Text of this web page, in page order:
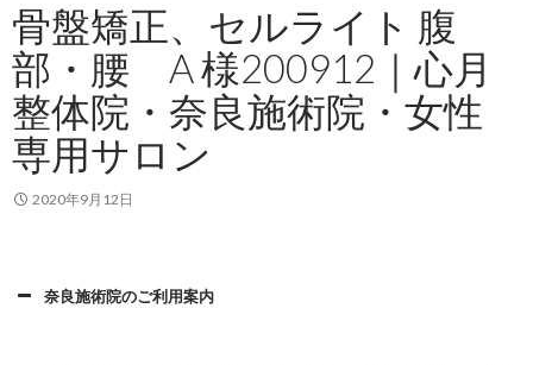
骨盤矯正、セルライト 腹
部・腰 A 様200912｜心月
整体院・奈良施術院・女性
専用サロン
2020年9月12日
奈良施術院のご利用案内